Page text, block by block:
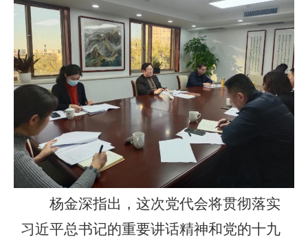
杨金深指出，这次党代会将贯彻落实
习近平总书记的重要讲话精神和党的十九